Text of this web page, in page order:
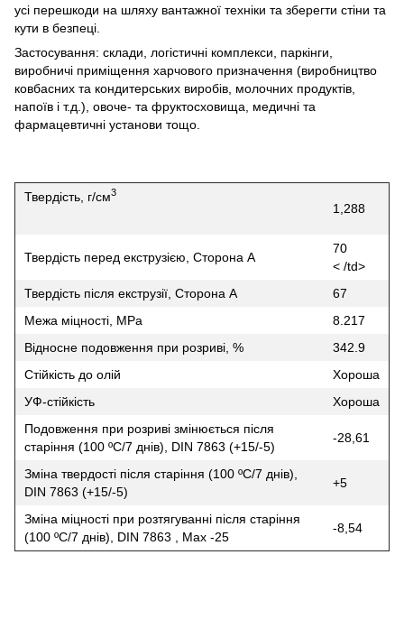
усі перешкоди на шляху вантажної техніки та зберегти стіни та
кути в безпеці.
Застосування: склади, логістичні комплекси, паркінги,
виробничі приміщення харчового призначення (виробництво
ковбасних та кондитерських виробів, молочних продуктів,
напоїв і т.д.), овоче- та фруктосховища, медичні та
фармацевтичні установи тощо.
Твердість, г/см3
1,288
Твердість перед екструзією, Сторона A
70
< /td>
Твердість після екструзії, Сторона A
67
Межа міцності, MPa
8.217
Відносне подовження при розриві, %
342.9
Стійкість до олій
Хороша
УФ-стійкість
Хороша
Подовження при розриві змінюється після
старіння (100 ºC/7 днів), DIN 7863 (+15/-5)
-28,61
Зміна твердості після старіння (100 ºC/7 днів),
DIN 7863 (+15/-5)
+5
Зміна міцності при розтягуванні після старіння
(100 ºC/7 днів), DIN 7863 , Max -25
-8,54